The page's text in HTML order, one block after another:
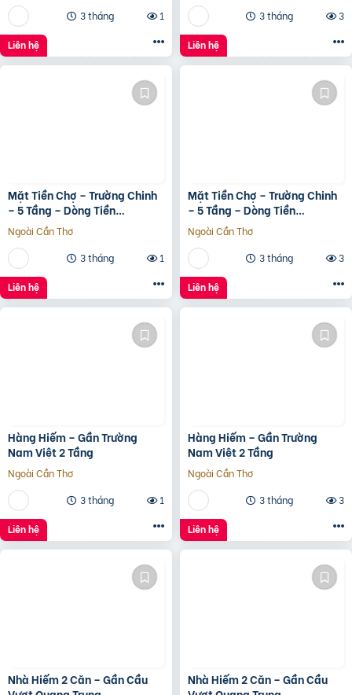
3 tháng
1
Liên hệ
3 tháng
3
Liên hệ
Mặt Tiền Chợ – Trường Chinh
– 5 Tầng – Dòng Tiền
20Tr/Tháng
Ngoài Cần Thơ
3 tháng
1
Liên hệ
Mặt Tiền Chợ – Trường Chinh
– 5 Tầng – Dòng Tiền
20Tr/Tháng
Ngoài Cần Thơ
3 tháng
3
Liên hệ
Hàng Hiếm – Gần Trường
Nam Việt 2 Tầng
Ngoài Cần Thơ
3 tháng
1
Liên hệ
Hàng Hiếm – Gần Trường
Nam Việt 2 Tầng
Ngoài Cần Thơ
3 tháng
3
Liên hệ
Nhà Hiếm 2 Căn – Gần Cầu
Nhà Hiếm 2 Căn – Gần Cầu